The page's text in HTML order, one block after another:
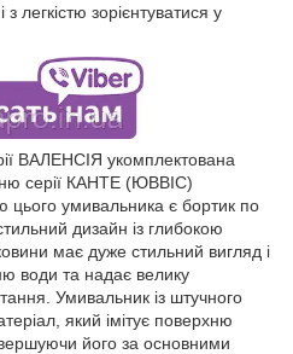
легкістю зорієнтуватися у
ВАЛЕНСІЯ укомплектована
серії КАНТЕ (ЮВВІС)
умивальника є бортик по
дизайн із глибокою
має дуже стильний вигляд і
води та надає велику
Умивальник із штучного
який імітує поверхню
його за основними